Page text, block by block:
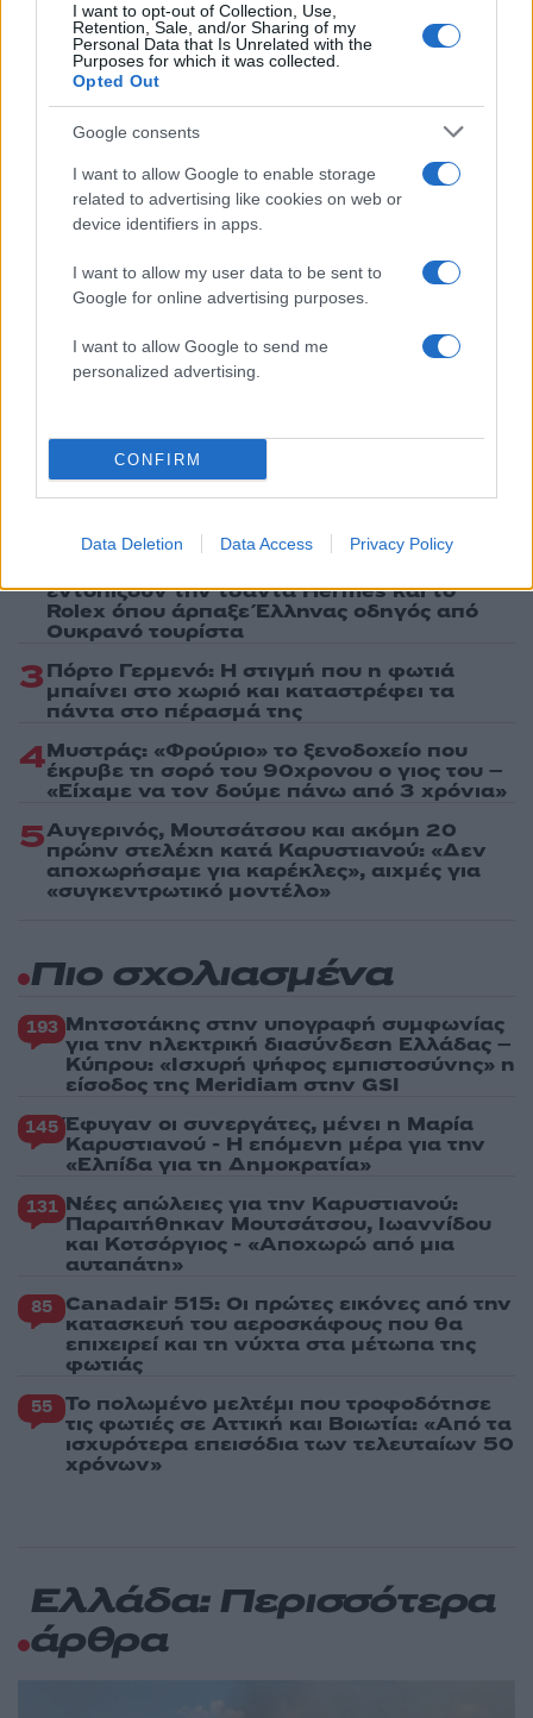
I want to opt-out of Collection, Use,
Retention, Sale, and/or Sharing of my
Personal Data that Is Unrelated with the
Purposes for which it was collected.
Opted Out
Google consents
I want to allow Google to enable storage
related to advertising like cookies on web or
device identifiers in apps.
I want to allow my user data to be sent to
Google for online advertising purposes.
I want to allow Google to send me
personalized advertising.
CONFIRM
Data Deletion Data Access Privacy Policy
Όροι Χρήσης. Το site προστατεύεται από reCAPTCHA, ισχύουν
Πολιτική Απορρήτου& Όροι Χρήσηςτης Google.
Ελλάδα
ΑΡΕΙΟΣ ΠΑΓΟΣ
ΔΙΚΑΣΤΕΣ
Share:
ενημερωθείτε πρώτοι για όλη την ειδησεογραφία και τα
τελευταία νέατης ημέρας
Πιο δημοφιλή
1 Κυψέλη: Ο περίεργος ηλικιωμένος και το
26χρονος για τον θάνατο της Βρετανίδας
2εντοπίζουν την τσάντα Hermès και το
Rolex όπου άρπαξε Έλληνας οδηγός από
Ουκρανό τουρίστα
3Πόρτο Γερμενό: Η στιγμή που η φωτιά
μπαίνει στο χωριό και καταστρέφει τα
πάντα στο πέρασμά της
4Μυστράς: «Φρούριο» το ξενοδοχείο που
έκρυβε τη σορό του 90χρονου ο γιος του –
«Είχαμε να τον δούμε πάνω από 3 χρόνια»
5Αυγερινός, Μουτσάτσου και ακόμη 20
πρώην στελέχη κατά Καρυστιανού: «Δεν
αποχωρήσαμε για καρέκλες», αιχμές για
«συγκεντρωτικό μοντέλο»
Πιο σχολιασμένα
193 Μητσοτάκης στην υπογραφή συμφωνίας
για την ηλεκτρική διασύνδεση Ελλάδας –
Κύπρου: «Ισχυρή ψήφος εμπιστοσύνης» η
είσοδος της Meridiam στην GSI
145 Έφυγαν οι συνεργάτες, μένει η Μαρία
Καρυστιανού - Η επόμενη μέρα για την
«Ελπίδα για τη Δημοκρατία»
131 Νέες απώλειες για την Καρυστιανού:
Παραιτήθηκαν Μουτσάτσου, Ιωαννίδου
και Κοτσόργιος - «Αποχωρώ από μια
αυταπάτη»
85 Canadair 515: Οι πρώτες εικόνες από την
κατασκευή του αεροσκάφους που θα
επιχειρεί και τη νύχτα στα μέτωπα της
φωτιάς
55 Το πολωμένο μελτέμι που τροφοδότησε
τις φωτιές σε Αττική και Βοιωτία: «Από τα
ισχυρότερα επεισόδια των τελευταίων 50
χρόνων»
Ελλάδα: Περισσότερα
άρθρα